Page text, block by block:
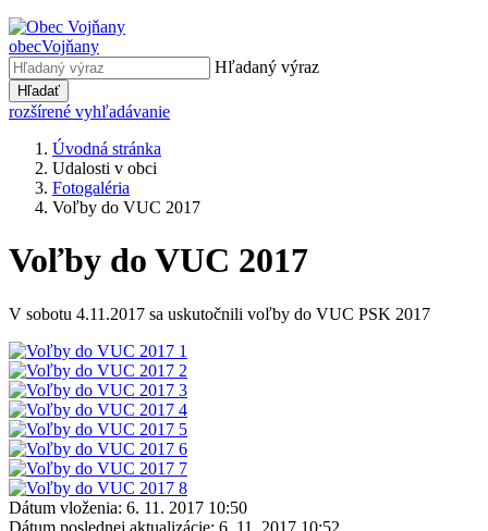
obecVojňany
Hľadaný výraz
Hľadať
rozšírené vyhľadávanie
Úvodná stránka
Udalosti v obci
Fotogaléria
Voľby do VUC 2017
Voľby do VUC 2017
V sobotu 4.11.2017 sa uskutočnili voľby do VUC PSK 2017
Dátum vloženia: 6. 11. 2017 10:50
Dátum poslednej aktualizácie: 6. 11. 2017 10:52